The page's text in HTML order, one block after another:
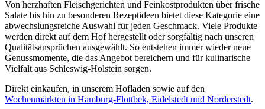
Von herzhaften Fleischgerichten und Feinkostprodukten über frische
Salate bis hin zu besonderen Rezeptideen bietet diese Kategorie eine
abwechslungsreiche Auswahl für jeden Geschmack. Viele Produkte
werden direkt auf dem Hof hergestellt oder sorgfältig nach unseren
Qualitätsansprüchen ausgewählt. So entstehen immer wieder neue
Genussmomente, die das Angebot bereichern und für kulinarische
Vielfalt aus Schleswig-Holstein sorgen.
Direkt einkaufen, in unserem Hofladen sowie auf den
Wochenmärkten in Hamburg-Flottbek, Eidelstedt und Norderstedt.